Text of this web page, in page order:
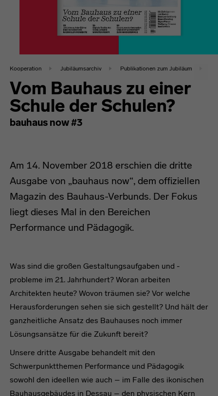
Kooperation Jubiläumsarchiv Publikationen zum Jubiläum
Vom Bauhaus zu einer
Schule der Schulen?
bauhaus now #3
Am 14. November 2018 erschien die dritte
Ausgabe von „bauhaus now“, dem offiziellen
Magazin des Bauhaus-Verbunds. Der Fokus
liegt dieses Mal in den Bereichen
Performance und Pädagogik.
Was sind die großen Gestaltungsaufgaben und -
probleme im 21. Jahrhundert? Woran arbeiten
Architekten heute? Wovon träumen sie? Vor welche
Herausforderungen sehen sie sich gestellt? Und hält der
ganzheitliche Ansatz des Bauhauses noch immer
Lösungsansätze für die Zukunft bereit?
Unsere dritte Ausgabe behandelt mit den
Schwerpunktthemen Performance und Pädagogik
sowohl den ideellen wie auch – im Falle des ikonischen
Bauhausgebäudes in Dessau – den physischen Kern